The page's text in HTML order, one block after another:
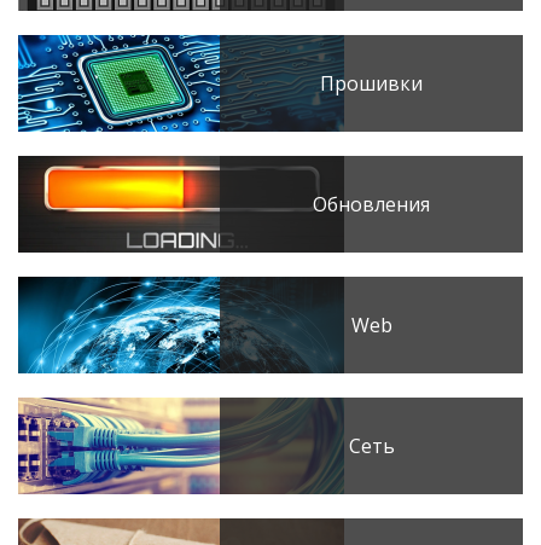
Прошивки
Обновления
Web
Сеть